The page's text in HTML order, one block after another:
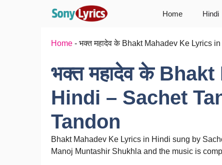
Home Hindi
Home - भक्त महादेव के Bhakt Mahadev Ke Lyrics
भक्त महादेव के
Hindi – Sachet
Tandon
Bhakt Mahadev Ke Lyrics in Hindi sung by
Manoj Muntashir Shukhla and the music is